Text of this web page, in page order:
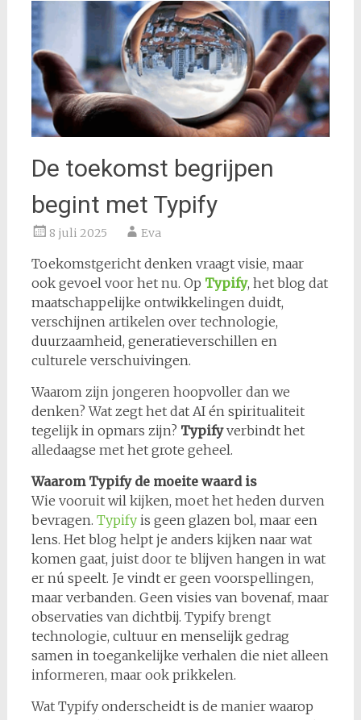
De toekomst begrijpen
begint met Typify
8 juli 2025 Eva
Toekomstgericht denken vraagt visie, maar
ook gevoel voor het nu. Op Typify, het blog dat
maatschappelijke ontwikkelingen duidt,
verschijnen artikelen over technologie,
duurzaamheid, generatieverschillen en
culturele verschuivingen.
Waarom zijn jongeren hoopvoller dan we
denken? Wat zegt het dat AI én spiritualiteit
tegelijk in opmars zijn? Typifyverbindt het
alledaagse met het grote geheel.
Waarom Typify de moeite waard is
Wie vooruit wil kijken, moet het heden durven
bevragen. Typifyis geen glazen bol, maar een
lens. Het blog helpt je anders kijken naar wat
komen gaat, juist door te blijven hangen in wat
er nú speelt. Je vindt er geen voorspellingen,
maar verbanden. Geen visies van bovenaf, maar
observaties van dichtbij. Typify brengt
technologie, cultuur en menselijk gedrag
samen in toegankelijke verhalen die niet alleen
informeren, maar ook prikkelen.
Wat Typify onderscheidt is de manier waarop